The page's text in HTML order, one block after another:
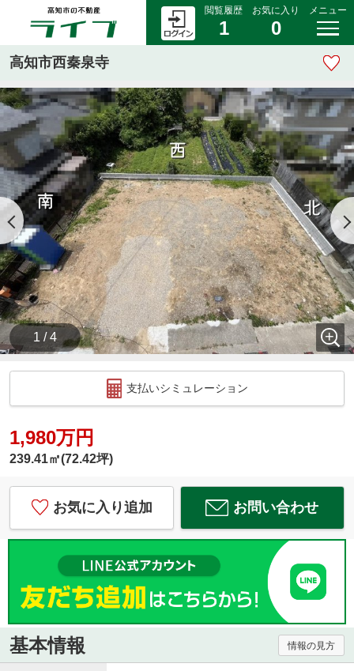
閲覧履歴
1
お気に入り
0
メニュー
高知市西秦泉寺
1 / 4
支払いシミュレーション
1,980万円
239.41㎡(72.42坪)
お気に入り追加 お問い合わせ
基本情報 情報の見方